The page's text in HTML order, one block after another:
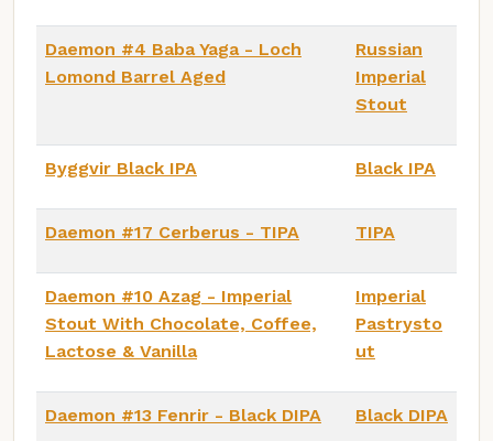
Daemon #4 Baba Yaga - Loch
Lomond Barrel Aged
Russian
Imperial
Stout
Byggvir Black IPA Black IPA
Daemon #17 Cerberus - TIPA TIPA
Daemon #10 Azag - Imperial
Stout With Chocolate, Coffee,
Lactose & Vanilla
Imperial
Pastrysto
ut
Daemon #13 Fenrir - Black DIPA Black DIPA